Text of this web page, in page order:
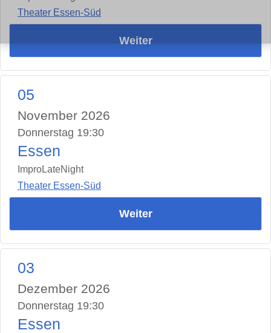
Theater Essen-Süd
Weiter
05
November 2026
Donnerstag 19:30
Essen
ImproLateNight
Theater Essen-Süd
Weiter
03
Dezember 2026
Donnerstag 19:30
Essen